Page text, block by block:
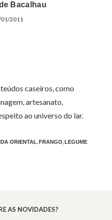
Bacalhau
2011
caseiros, como
artesanato,
ao universo do lar.
ORIENTAL FRANGO LEGUME
AS NOVIDADES?